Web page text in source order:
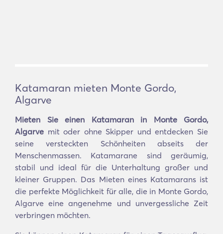
Katamaran mieten Monte Gordo,
Algarve
Mieten Sie einen Katamaran in Monte Gordo,
Algarve mit oder ohne Skipper und entdecken Sie
seine versteckten Schönheiten abseits der
Menschenmassen. Katamarane sind geräumig,
stabil und ideal für die Unterhaltung großer und
kleiner Gruppen. Das Mieten eines Katamarans ist
die perfekte Möglichkeit für alle, die in Monte Gordo,
Algarve eine angenehme und unvergessliche Zeit
verbringen möchten.